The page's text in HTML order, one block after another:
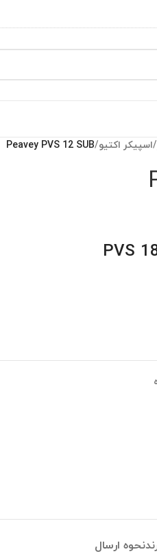
/اسپیکر اکتیو/
Peavey PVS 12 SUB
نحوه ارسال